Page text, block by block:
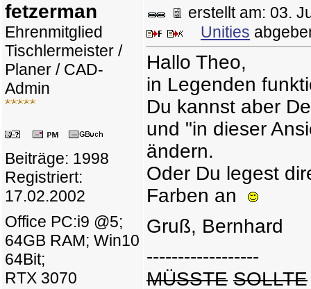
fetzerman
Ehrenmitglied
Tischlermeister /
Planer / CAD-
Admin
Beiträge: 1998
Registriert:
17.02.2002
Office PC:i9 @5;
64GB RAM; Win10
64Bit;
RTX 3070
erstellt am: 03.
Unities
Hallo Theo,
in Legenden
Du kannst aber
und "in dieser
ändern.
Oder Du legest
Farben an
Gruß, Bernhard
------------------
MÜSSTE SOLLTE